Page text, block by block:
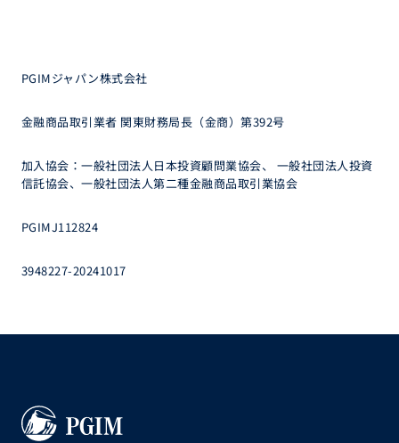
PGIMジャパン株式会社
金融商品取引業者 関東財務局長（金商）第392号
加入協会：一般社団法人日本投資顧問業協会、 一般社団法人投資
信託協会、一般社団法人第二種金融商品取引業協会
PGIMJ112824
3948227-20241017